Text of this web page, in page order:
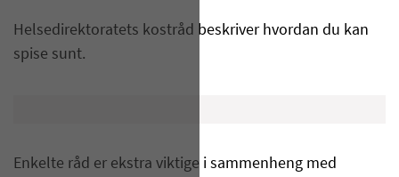
Helsedirektoratets kostråd beskriver hvordan du kan
spise sunt.
Enkelte råd er ekstra viktige i sammenheng med